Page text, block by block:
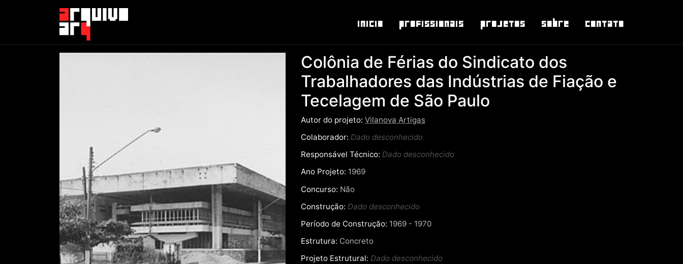
Inicio Profissionais Projetos Sobre Contato
Colônia de Férias do Sindicato dos
Trabalhadores das Indústrias de Fiação e
Tecelagem de São Paulo
Autor do projeto: Vilanova Artigas
Colaborador: Dado desconhecido
Responsável Técnico: Dado desconhecido
Ano Projeto: 1969
Concurso: Não
Construção: Dado desconhecido
Período de Construção: 1969 - 1970
Estrutura: Concreto
Projeto Estrutural: Dado desconhecido